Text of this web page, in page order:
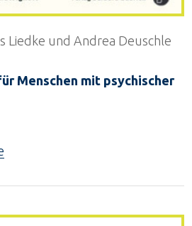
Liedke und Andrea Deuschle
Menschen mit psychischer